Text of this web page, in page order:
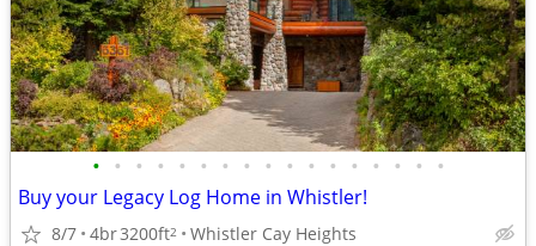
• • • • • • • • • • • • • • • • •
Buy your Legacy Log Home in Whistler!
8/7 4br3200ft2 Whistler Cay Heights